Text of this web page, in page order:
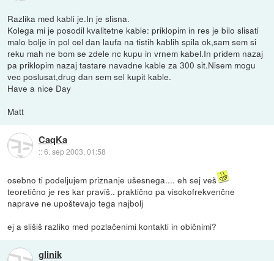
Razlika med kabli je.In je slisna.
Kolega mi je posodil kvalitetne kable: priklopim in res je bilo slisati
malo bolje in pol cel dan laufa na tistih kablih spila ok,sam sem si
reku mah ne bom se zdele nc kupu in vrnem kabel.In pridem nazaj
pa priklopim nazaj tastare navadne kable za 300 sit.Nisem mogu
vec poslusat,drug dan sem sel kupit kable.
Have a nice Day
Matt
CaqKa
::6. sep 2003, 01:58
osebno ti podeljujem priznanje ušesnega.... eh sej veš
teoretično je res kar praviš.. praktično pa visokofrekvenčne
naprave ne upoštevajo tega najbolj
ej a slišiš razliko med pozlačenimi kontakti in običnimi?
glinik